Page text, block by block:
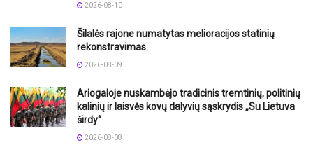
2026-08-10
Šilalės rajone numatytas melioracijos statinių
rekonstravimas
2026-08-09
Ariogaloje nuskambėjo tradicinis tremtinių, politinių
kalinių ir laisvės kovų dalyvių sąskrydis „Su Lietuva
širdy“
2026-08-08